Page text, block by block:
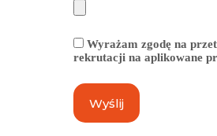
Wyrażam zgodę na
rekrutacji na aplikowane